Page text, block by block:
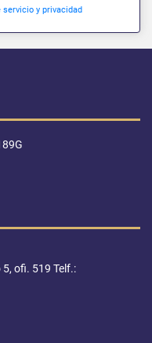
servicio y privacidad
5, ofi. 519 Telf.: